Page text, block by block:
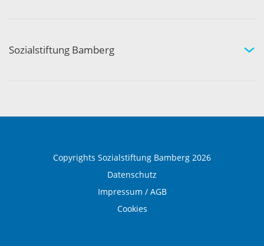
Medical Wellness
Sozialstiftung Bamberg
Copyrights Sozialstiftung Bamberg 2026
Datenschutz
Impressum / AGB
Cookies